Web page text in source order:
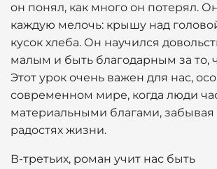
он понял, как много он потерял.
каждую мелочь: крышу над
кусок хлеба. Он научился
малым и быть благодарным за то,
Этот урок очень важен для нас,
современном мире, когда люди
материальными благами, забывая
радостях жизни.
В-третьих, роман учит нас быть